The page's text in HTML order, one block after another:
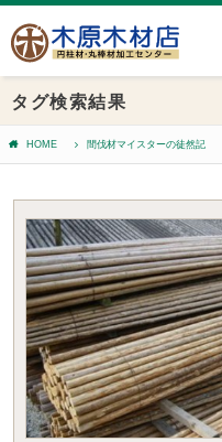
タグ検索結果
HOME 間伐材マイスターの徒然記